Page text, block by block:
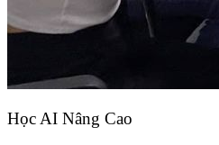
Học AI Nâng Cao